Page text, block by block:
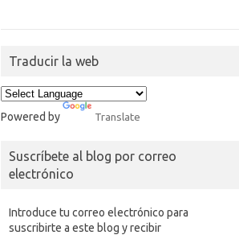
Traducir la web
Powered by Translate
Suscríbete al blog por correo
electrónico
Introduce tu correo electrónico para
suscribirte a este blog y recibir